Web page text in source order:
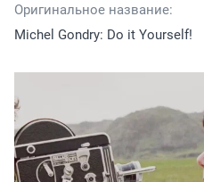
Оригинальное название:
Michel Gondry: Do it Yourself!